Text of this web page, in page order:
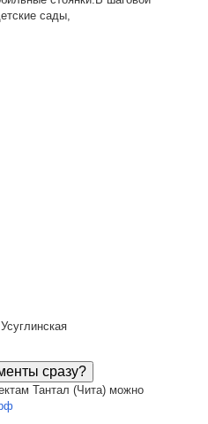
сады,
сразу?
Тантал (Чита) можно